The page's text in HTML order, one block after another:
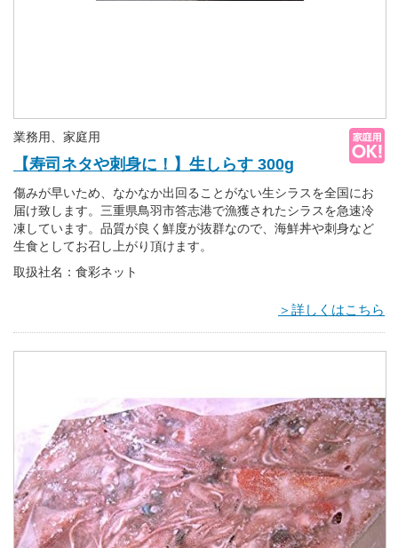
業務用、家庭用
【寿司ネタや刺身に！】生しらす 300g
傷みが早いため、なかなか出回ることがない生シラスを全国にお
届け致します。三重県鳥羽市答志港で漁獲されたシラスを急速冷
凍しています。品質が良く鮮度が抜群なので、海鮮丼や刺身など
生食としてお召し上がり頂けます。
取扱社名：食彩ネット
＞詳しくはこちら